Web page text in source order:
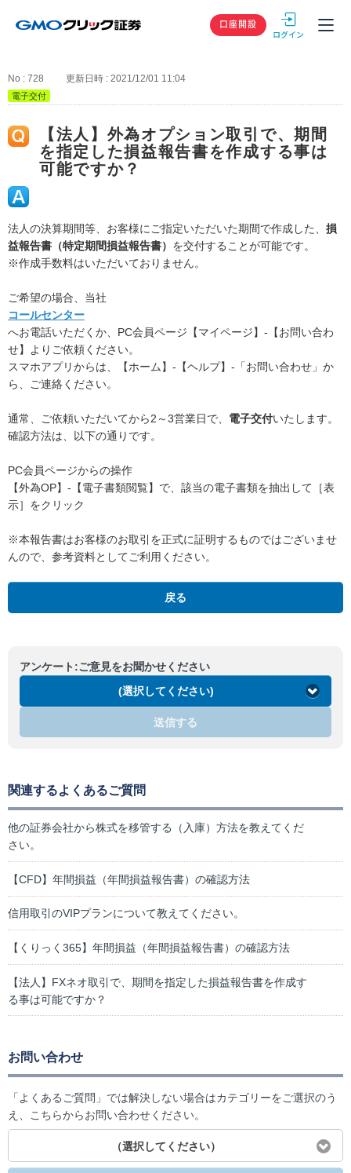
GMOクリック
口座開設
No : 728 更新日時 : 2021/12/01 11:04
電子交付
【法人】外為オプション取引で、期間
を指定した損益報告書を作成する事は
可能ですか？
法人の決算期間等、お客様にご指定いただいた期間で作成した、 損
益報告書（特定期間損益報告書） を交付することが可能です。
※作成手数料はいただいておりません。
ご希望の場合、当社
コールセンター
へお電話いただくか、PC会員ページ【マイページ】-【お問い合わ
せ】よりご依頼ください。
スマホアプリからは、【ホーム】-【ヘルプ】-「お問い合わせ」か
ら、ご連絡ください。
通常、ご依頼いただいてから2～3営業日で、 電子交付いたします。
確認方法は、以下の通りです。
PC会員ページからの操作
【外為OP】-【電子書類閲覧】で、該当の電子書類を抽出して［表
示］をクリック
※本報告書はお客様のお取引を正式に証明するものではございませ
んので、参考資料としてご利用ください。
戻る
アンケート:ご意見をお聞かせください
(選択してください)
送信する
関連するよくあるご質問
他の証券会社から株式を移管する（入庫）方法を教えてくだ
さい。
【CFD】年間損益（年間損益報告書）の確認方法
信用取引のVIPプランについて教えてください。
【くりっく365】年間損益（年間損益報告書）の確認方法
【法人】FXネオ取引で、期間を指定した損益報告書を作成す
る事は可能ですか？
お問い合わせ
「よくあるご質問」では解決しない場合はカテゴリーをご選択のう
え、こちらからお問い合わせください。
（選択してください）